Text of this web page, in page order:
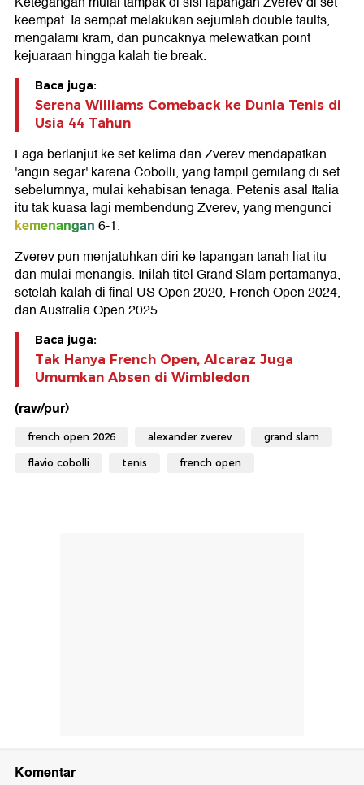
keempat. Ia sempat melakukan sejumlah double faults,
mengalami kram, dan puncaknya melewatkan point
kejuaraan hingga kalah tie break.
Baca juga:
Serena Williams Comeback ke Dunia Tenis di
Usia 44 Tahun
Laga berlanjut ke set kelima dan Zverev mendapatkan
'angin segar' karena Cobolli, yang tampil gemilang di set
sebelumnya, mulai kehabisan tenaga. Petenis asal Italia
itu tak kuasa lagi membendung Zverev, yang mengunci
kemenangan6-1.
Zverev pun menjatuhkan diri ke lapangan tanah liat itu
dan mulai menangis. Inilah titel Grand Slam pertamanya,
setelah kalah di final US Open 2020, French Open 2024,
dan Australia Open 2025.
Baca juga:
Tak Hanya French Open, Alcaraz Juga
Umumkan Absen di Wimbledon
(raw/pur)
french open 2026 alexander zverev grand slam
flavio cobolli tenis french open
Komentar